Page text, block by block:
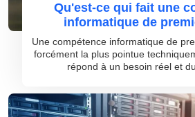
Qu'est-ce qui fait une
informatique de
Une compétence informatique de
forcément la plus pointue
répond à un besoin réel et